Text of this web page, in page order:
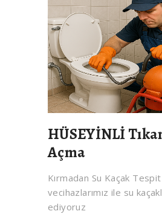
HÜSEYİNLİ
Açma
Kırmadan Su Kaçak
vecihazlarımız ile su
ediyoruz